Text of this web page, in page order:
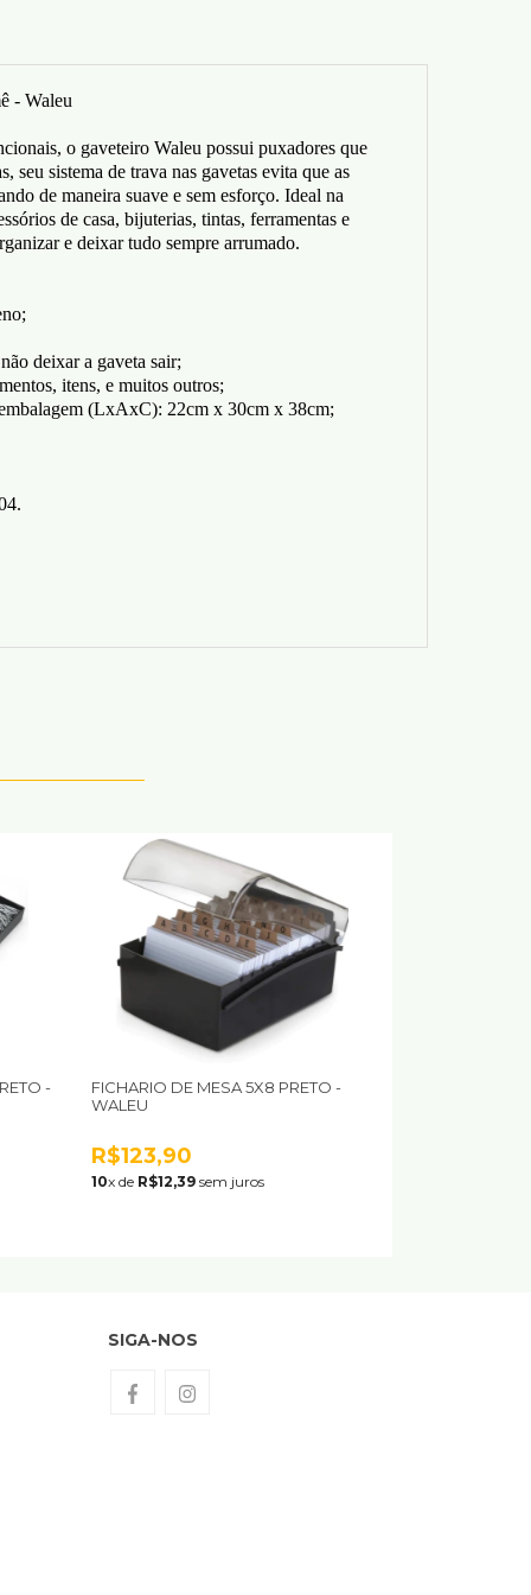
- Waleu
o gaveteiro Waleu possui puxadores que
seu sistema de trava nas gavetas evita que as
de maneira suave e sem esforço. Ideal na
de casa, bijuterias, tintas, ferramentas e
e deixar tudo sempre arrumado.
deixar a gaveta sair;
itens, e muitos outros;
(LxAxC): 22cm x 30cm x 38cm;
-
FICHARIO DE MESA 5X8 PRETO -
WALEU
R$123,90
10x de R$12,39 sem juros
SIGA-NOS